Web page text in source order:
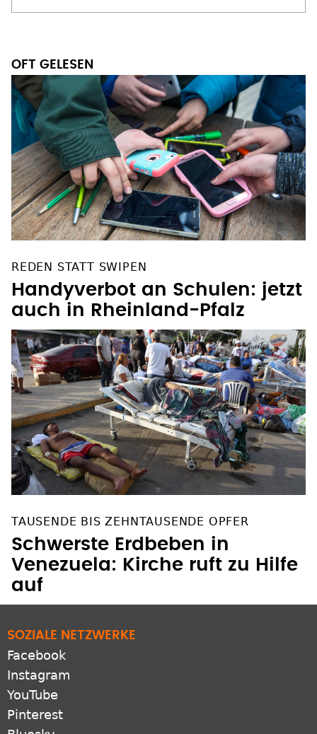
OFT GELESEN
REDEN STATT SWIPEN
Handyverbot an Schulen: jetzt
auch in Rheinland-Pfalz
TAUSENDE BIS ZEHNTAUSENDE OPFER
Schwerste Erdbeben in
Venezuela: Kirche ruft zu Hilfe
auf
SOZIALE NETZWERKE
Facebook
Pinterest
Bluesky
X
LinkedIn